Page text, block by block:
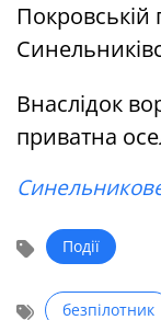
Покровській
Внаслідок
приватна
Події
безпілотник